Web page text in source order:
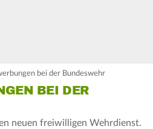
bei der Bundeswehr
BEI DER
neuen freiwilligen Wehrdienst.